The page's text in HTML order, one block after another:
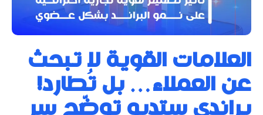
العلامات القوية لا تبحث
عن العملاء… بل تُطارد!
براندي ستديو توضّح سر